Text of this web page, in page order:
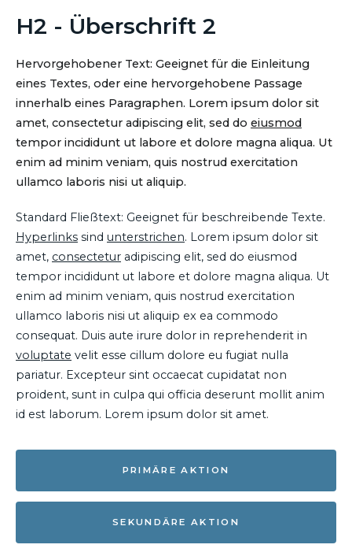
H2 - Überschrift 2
Hervorgehobener Text: Geeignet für die Einleitung
eines Textes, oder eine hervorgehobene Passage
innerhalb eines Paragraphen. Lorem ipsum dolor sit
amet, consectetur adipiscing elit, sed do eiusmod
tempor incididunt ut labore et dolore magna aliqua. Ut
enim ad minim veniam, quis nostrud exercitation
ullamco laboris nisi ut aliquip.
Standard Fließtext: Geeignet für beschreibende Texte.
Hyperlinks sind unterstrichen. Lorem ipsum dolor sit
amet, consectetur adipiscing elit, sed do eiusmod
tempor incididunt ut labore et dolore magna aliqua. Ut
enim ad minim veniam, quis nostrud exercitation
ullamco laboris nisi ut aliquip ex ea commodo
consequat. Duis aute irure dolor in reprehenderit in
voluptate velit esse cillum dolore eu fugiat nulla
pariatur. Excepteur sint occaecat cupidatat non
proident, sunt in culpa qui officia deserunt mollit anim
id est laborum. Lorem ipsum dolor sit amet.
PRIMÄRE AKTION
SEKUNDÄRE AKTION